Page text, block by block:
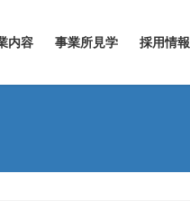
内容 事業所見学 採用情報